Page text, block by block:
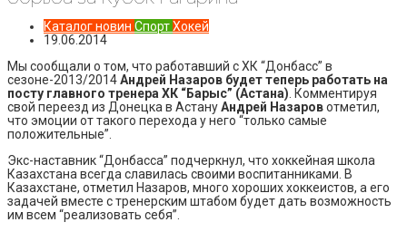
Каталог новин СпортХокей
19.06.2014
Мы сообщали о том, что работавший с ХК “Донбасс” в
сезоне-2013/2014Андрей Назаров будет теперь работать на
посту главного тренера ХК “Барыс” (Астана) . Комментируя
свой переезд из Донецка в АстануАндрей Назаровотметил,
что эмоции от такого перехода у него “только самые
положительные”.
Экс-наставник “Донбасса” подчеркнул, что хоккейная школа
Казахстана всегда славилась своими воспитанниками. В
Казахстане, отметил Назаров, много хороших хоккеистов, а его
задачей вместе с тренерским штабом будет дать возможность
им всем “реализовать себя”.